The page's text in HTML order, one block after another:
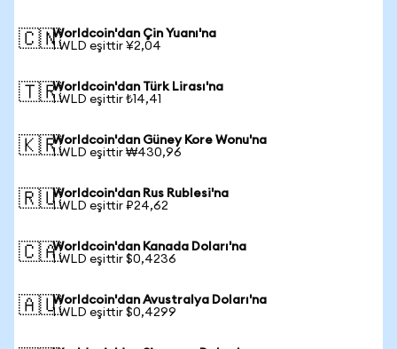
🇨🇳Worldcoin'dan Çin Yuanı'na
1 WLD eşittir ¥2,04
🇹🇷Worldcoin'dan Türk Lirası'na
1 WLD eşittir ₺14,41
🇰🇷Worldcoin'dan Güney Kore Wonu'na
1 WLD eşittir ₩430,96
🇷🇺Worldcoin'dan Rus Rublesi'na
1 WLD eşittir ₽24,62
🇨🇦Worldcoin'dan Kanada Doları'na
1 WLD eşittir $0,4236
🇦🇺Worldcoin'dan Avustralya Doları'na
1 WLD eşittir $0,4299